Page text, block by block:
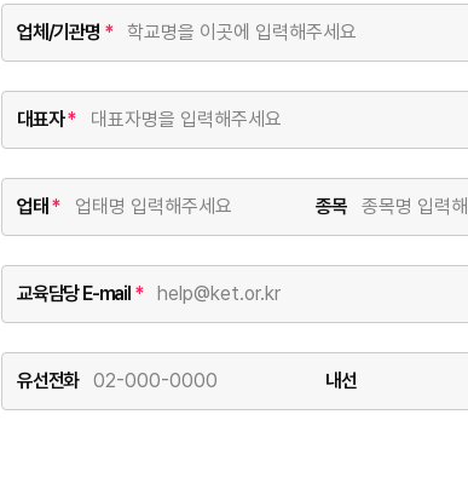
업체/기관명 *
대표자*
업태 * 종목
교육담당 E-mail *
유선전화 내선